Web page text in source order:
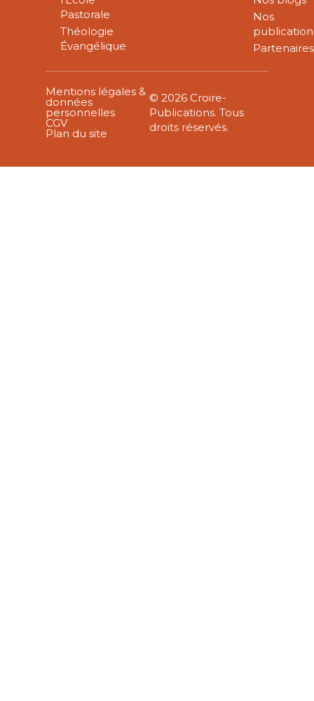
Pastorale
Théologie
Évangélique
Nos
Partenaires
Mentions légales &
données
personnelles
CGV
Plan du site
© 2026 Croire-
Publications. Tous
droits réservés.